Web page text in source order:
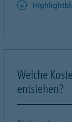
Welche
entstehen?